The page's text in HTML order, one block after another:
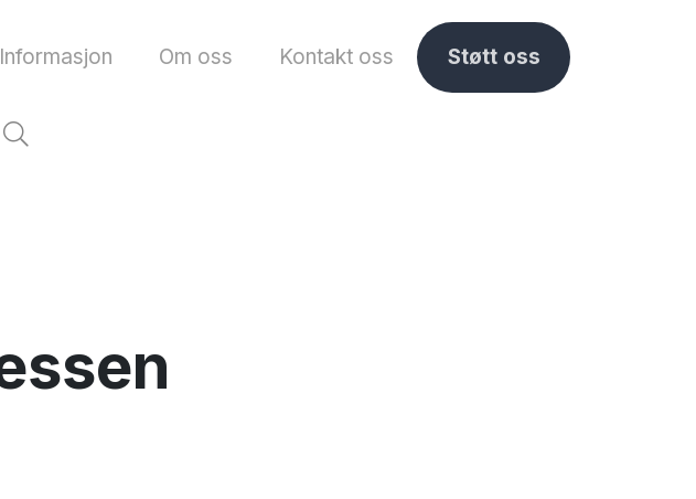
Informasjon Om oss Kontakt oss Støtt oss